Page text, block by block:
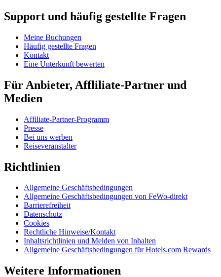
Support und häufig gestellte Fragen
Meine Buchungen
Häufig gestellte Fragen
Kontakt
Eine Unterkunft bewerten
Für Anbieter, Affliliate-Partner und
Medien
Affiliate-Partner-Programm
Presse
Bei uns werben
Reiseveranstalter
Richtlinien
Allgemeine Geschäftsbedingungen
Allgemeine Geschäftsbedingungen von FeWo-direkt
Barrierefreiheit
Datenschutz
Cookies
Rechtliche Hinweise/Kontakt
Inhaltsrichtlinien und Melden von Inhalten
Allgemeine Geschäftsbedingungen für Hotels.com Rewards
Weitere Informationen